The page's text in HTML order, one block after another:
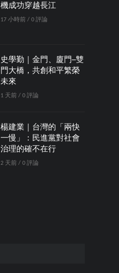
機成功穿越長江
17 小時前 / 0 評論
史學勤｜金門、廈門─雙
門大橋，共創和平繁榮
未來
1 天前 / 0 評論
楊建業｜台灣的「兩快
一慢」：民進黨對社會
治理的確不在行
2 天前 / 0 評論